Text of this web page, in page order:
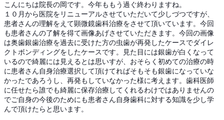
こんにちは院長の岡です。今年ももう過ぐ終わりますね。
１０月から医院をリニューアルさせていただいて少しづつですが、
患者さんの理解をえて顕微鏡歯科治療をさせて頂いています。今回
も患者さんの了解を得て画像あげさせていただきます。今回の画像
は奥歯銀歯治療を過去に受けた方の虫歯が再発したケースでダイレ
クトボンディングをしたケースです。見た目には銀歯が白くなって
いるので綺麗には見えるとは思いすが、おそらく初めての治療の時
に患者さん自身治療選択して頂けてればそもそも銀歯になっていな
かったであろうし、再発もしていなかった様に考えます。歯科医師
に任せたら誰でも綺麗に保存治療してくれるわけではありませんの
でご自身の今後のためにも患者さん自身歯科に対する知識を少し学
んで頂けたらと思います。